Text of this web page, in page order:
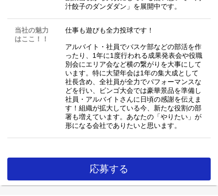
汁餃子のダンダダン」を展開中です。
当社の魅力
はここ！！
仕事も遊びも全力投球です！
アルバイト・社員でバスケ部などの部活を作
ったり、1年に1度行われる成果発表会や役職
別会にエリア会など横の繋がりを大事にして
います。特に大望年会は1年の集大成として
社長含め、全社員が全力でパフォーマンスな
どを行い、ビンゴ大会では豪華景品を準備し
社員・アルバイトさんに日頃の感謝を伝えま
す！組織が拡大している今、新たな役割の部
署も増えています。あなたの「やりたい」が
形になる会社でありたいと思います。
応募する